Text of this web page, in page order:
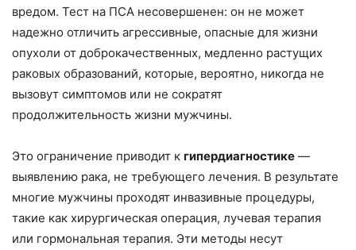
вредом. Тест на ПСА несовершенен: он не может
надежно отличить агрессивные, опасные для жизни
опухоли от доброкачественных, медленно растущих
раковых образований, которые, вероятно, никогда не
вызовут симптомов или не сократят
продолжительность жизни мужчины.
Это ограничение приводит к гипердиагностике —
выявлению рака, не требующего лечения. В результате
многие мужчины проходят инвазивные процедуры,
такие как хирургическая операция, лучевая терапия
или гормональная терапия. Эти методы несут